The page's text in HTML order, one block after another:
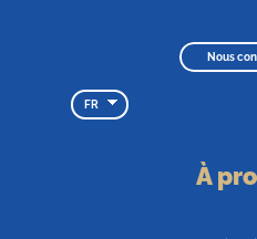
Nous
FR
À